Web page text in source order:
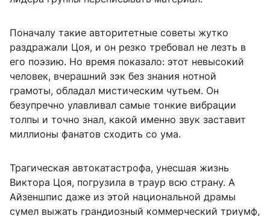
Поначалу такие авторитетные советы жутко
раздражали Цоя, и он резко требовал не лезть в
его поэзию. Но время показало: этот невысокий
человек, вчерашний зэк без знания нотной
грамоты, обладал мистическим чутьем. Он
безупречно улавливал самые тонкие вибрации
толпы и точно знал, какой именно звук заставит
миллионы фанатов сходить со ума.
Трагическая автокатастрофа, унесшая жизнь
Виктора Цоя, погрузила в траур всю страну. А
Айзеншпис даже из этой национальной драмы
сумел выжать грандиозный коммерческий триумф,